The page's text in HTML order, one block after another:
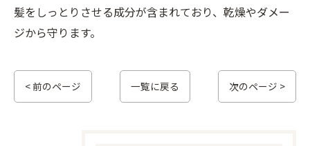
髪をしっとりさせる成分が含まれており、乾燥やダメー
ジから守ります。
< 前のページ 一覧に戻る 次のページ >